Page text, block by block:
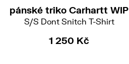
pánské triko Carhartt WIP
S/S Dont Snitch T-Shirt
1 250 Kč